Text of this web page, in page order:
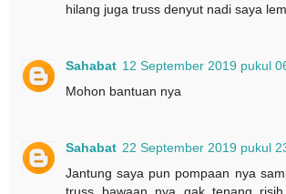
hilang juga truss denyut nadi saya
Sahabat 12 September 2019 pukul
Mohon bantuan nya
Sahabat 22 September 2019 pukul
Jantung saya pun pompaan nya